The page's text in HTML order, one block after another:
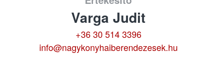
Varga Judit
+36 30 514 3396
info@nagykonyhaiberendezesek.hu